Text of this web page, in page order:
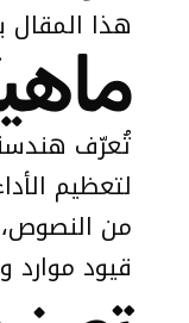
هذا المقال
تُعرّف
لتعظيم
من
قيود موارد